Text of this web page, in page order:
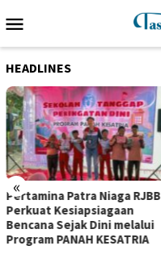
ke
Mobile
HEADLINES
«
Pertamina Patra Niaga RJBB
Perkuat Kesiapsiagaan
Bencana Sejak Dini melalui
Program PANAH KESATRIA